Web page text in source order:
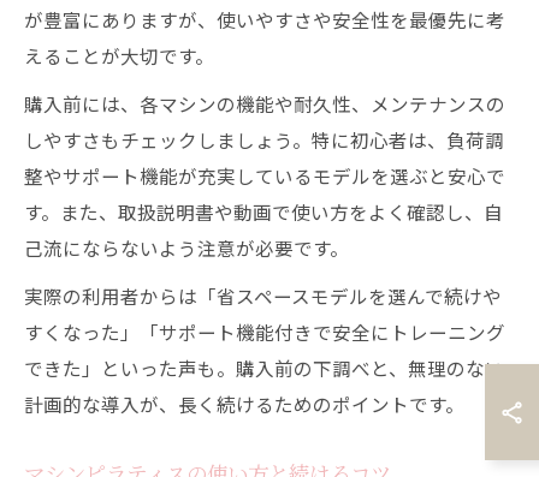
が豊富にありますが、使いやすさや安全性を最優先に考
えることが大切です。
購入前には、各マシンの機能や耐久性、メンテナンスの
しやすさもチェックしましょう。特に初心者は、負荷調
整やサポート機能が充実しているモデルを選ぶと安心で
す。また、取扱説明書や動画で使い方をよく確認し、自
己流にならないよう注意が必要です。
実際の利用者からは「省スペースモデルを選んで続けや
すくなった」「サポート機能付きで安全にトレーニング
できた」といった声も。購入前の下調べと、無理のない
計画的な導入が、長く続けるためのポイントです。